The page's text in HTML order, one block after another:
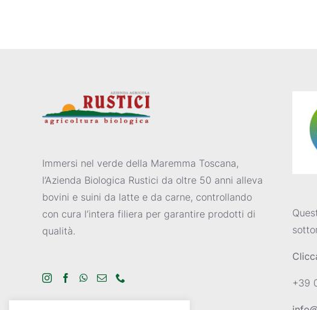
Immersi nel verde della Maremma Toscana,
l’Azienda Biologica Rustici da oltre 50 anni alleva
bovini e suini da latte e da carne, controllando
con cura l’intera filiera per garantire prodotti di
qualità.
+39